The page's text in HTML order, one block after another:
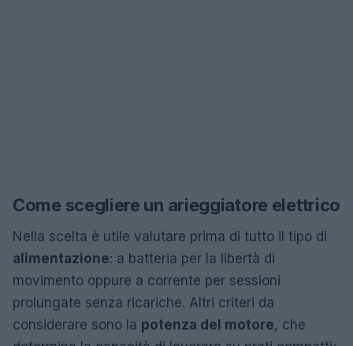
Come scegliere un arieggiatore elettrico
Nella scelta è utile valutare prima di tutto il tipo di
alimentazione: a batteria per la libertà di
movimento oppure a corrente per sessioni
prolungate senza ricariche. Altri criteri da
considerare sono la potenza del motore, che